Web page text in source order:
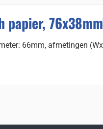
papier,
66mm, afmetingen